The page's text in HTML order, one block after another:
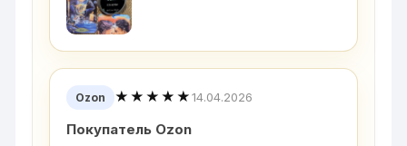
Ozon ★★★★★14.04.2026
Покупатель Ozon